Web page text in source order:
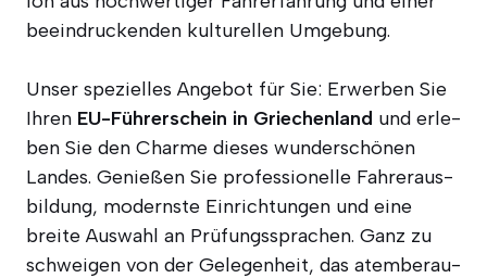
beein­dru­cken­den kul­tu­rel­len Umgebung.
Unser spe­zi­el­les Ange­bot für Sie: Erwer­ben Sie
Ihren EU-Füh­rer­schein in Grie­chen­land und erle­
ben Sie den Charme die­ses wun­der­schö­nen
Lan­des. Genie­ßen Sie pro­fes­sio­nel­le Fah­rer­aus­
bil­dung, moderns­te Ein­rich­tun­gen und eine
brei­te Aus­wahl an Prü­fungs­spra­chen. Ganz zu
schwei­gen von der Gele­gen­heit, das atem­be­rau­